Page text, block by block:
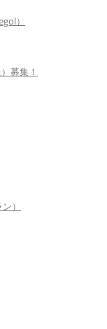
）
募集！
）